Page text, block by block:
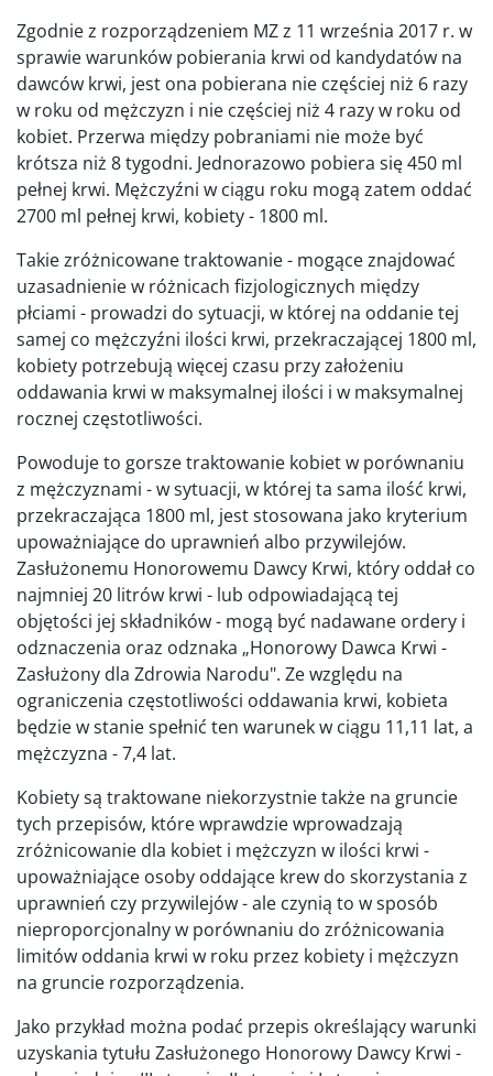
Zgodnie z rozporządzeniem MZ z 11 września 2017 r. w
sprawie warunków pobierania krwi od kandydatów na
dawców krwi, jest ona pobierana nie częściej niż 6 razy
w roku od mężczyzn i nie częściej niż 4 razy w roku od
kobiet. Przerwa między pobraniami nie może być
krótsza niż 8 tygodni. Jednorazowo pobiera się 450 ml
pełnej krwi. Mężczyźni w ciągu roku mogą zatem oddać
2700 ml pełnej krwi, kobiety - 1800 ml.
Takie zróżnicowane traktowanie - mogące znajdować
uzasadnienie w różnicach fizjologicznych między
płciami - prowadzi do sytuacji, w której na oddanie tej
samej co mężczyźni ilości krwi, przekraczającej 1800 ml,
kobiety potrzebują więcej czasu przy założeniu
oddawania krwi w maksymalnej ilości i w maksymalnej
rocznej częstotliwości.
Powoduje to gorsze traktowanie kobiet w porównaniu
z mężczyznami - w sytuacji, w której ta sama ilość krwi,
przekraczająca 1800 ml, jest stosowana jako kryterium
upoważniające do uprawnień albo przywilejów.
Zasłużonemu Honorowemu Dawcy Krwi, który oddał co
najmniej 20 litrów krwi - lub odpowiadającą tej
objętości jej składników - mogą być nadawane ordery i
odznaczenia oraz odznaka „Honorowy Dawca Krwi -
Zasłużony dla Zdrowia Narodu". Ze względu na
ograniczenia częstotliwości oddawania krwi, kobieta
będzie w stanie spełnić ten warunek w ciągu 11,11 lat, a
mężczyzna - 7,4 lat.
Kobiety są traktowane niekorzystnie także na gruncie
tych przepisów, które wprawdzie wprowadzają
zróżnicowanie dla kobiet i mężczyzn w ilości krwi -
upoważniające osoby oddające krew do skorzystania z
uprawnień czy przywilejów - ale czynią to w sposób
nieproporcjonalny w porównaniu do zróżnicowania
limitów oddania krwi w roku przez kobiety i mężczyzn
na gruncie rozporządzenia.
Jako przykład można podać przepis określający warunki
uzyskania tytułu Zasłużonego Honorowy Dawcy Krwi -